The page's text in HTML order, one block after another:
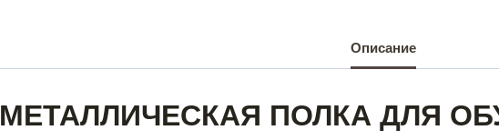
Описание
МЕТАЛЛИЧЕСКАЯ ПОЛКА ДЛЯ